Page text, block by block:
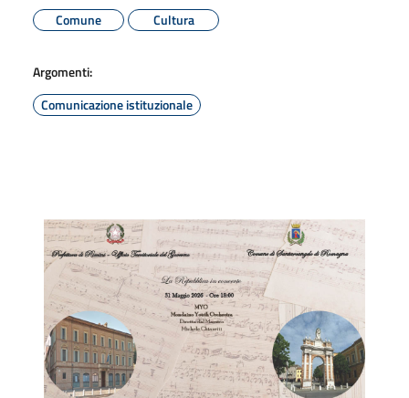
Comune
Cultura
Argomenti:
Comunicazione istituzionale